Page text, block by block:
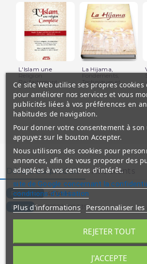
L'Islam une
Parfaitement...
La Hijama,
Techniques et...
Détails du produit Avis clients
Référence 4264-H
EAN13 9782952892339
Ce site Web utilise ses propres
pour améliorer nos services et vous
publicités liées à vos préférences en
habitudes de navigation.
Pour donner votre consentement à
appuyez sur le bouton Accepter.
Nous utilisons des cookies pour
annonces, afin de vous proposer des
adaptées à vos centres d'intérêt.
site de Google concernant la
conditions d'utilisation
Plus d'informations Personnaliser les
REJETER TOUT
J'ACCEPTE